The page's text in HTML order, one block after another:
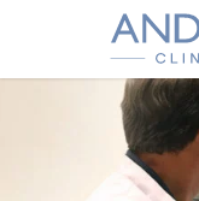
Navigatie overslaan